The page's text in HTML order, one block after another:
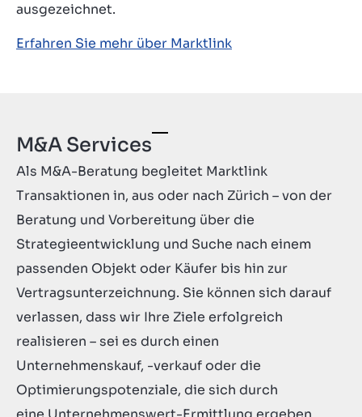
ausgezeichnet.
Erfahren Sie mehr über Marktlink
M&A Services
Als M&A-Beratung begleitet Marktlink
Transaktionen in, aus oder nach Zürich – von der
Beratung und Vorbereitung über die
Strategieentwicklung und Suche nach einem
passenden Objekt oder Käufer bis hin zur
Vertragsunterzeichnung. Sie können sich darauf
verlassen, dass wir Ihre Ziele erfolgreich
realisieren – sei es durch einen
Unternehmenskauf, -verkauf oder die
Optimierungspotenziale, die sich durch